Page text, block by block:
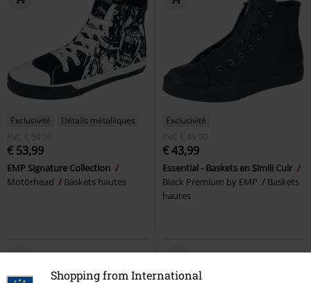
Shopping from International
Exclusivité
Détails métalliques
PVC € 59,99
€ 53,99
EMP Signature Collection
Motörhead
Baskets hautes
Exclusivité
PVC € 49,99
€ 43,99
Essential - Baskets en Simili Cuir
Black Premium by EMP
Baskets
hautes